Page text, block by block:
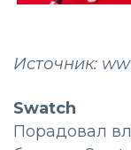
Источник:
Swatch
Порадовал